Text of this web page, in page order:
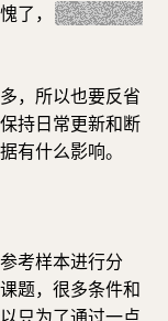
了， 没错这就是
，所以也要反省
持日常更新和断
有什么影响。
考样本进行分
题，很多条件和